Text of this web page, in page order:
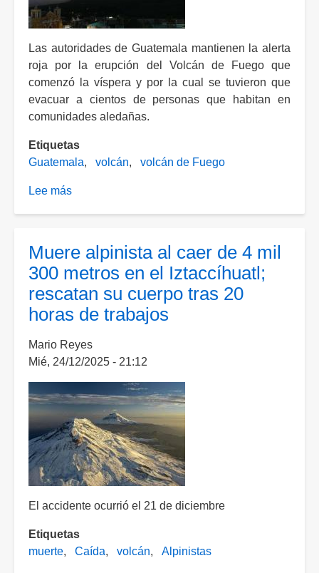
Las autoridades de Guatemala mantienen la alerta
roja por la erupción del Volcán de Fuego que
comenzó la víspera y por la cual se tuvieron que
evacuar a cientos de personas que habitan en
comunidades aledañas.
Etiquetas
Guatemala
volcán volcán de Fuego
Lee más
por
erupción
de
Volcán
Fuego
y
personas
Muere alpinista al caer de 4 mil
300 metros en el Iztaccíhuatl;
rescatan su cuerpo tras 20
horas de trabajos
Mario Reyes
Mié, 24/12/2025 - 21:12
El accidente ocurrió el 21 de diciembre
Etiquetas
muerte
Caída volcán Alpinistas